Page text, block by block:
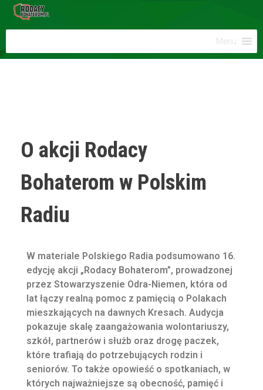
Menu
O akcji Rodacy
Bohaterom w Polskim
Radiu
W materiale Polskiego Radia podsumowano 16.
edycję akcji „Rodacy Bohaterom”, prowadzonej
przez Stowarzyszenie Odra-Niemen, która od
lat łączy realną pomoc z pamięcią o Polakach
mieszkających na dawnych Kresach. Audycja
pokazuje skalę zaangażowania wolontariuszy,
szkół, partnerów i służb oraz drogę paczek,
które trafiają do potrzebujących rodzin i
seniorów. To także opowieść o spotkaniach, w
których najważniejsze są obecność, pamięć i